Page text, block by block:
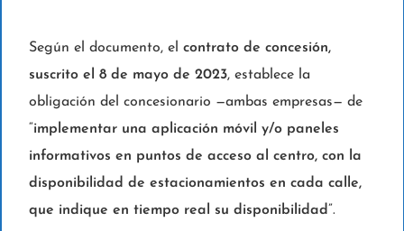
Según el documento, el contrato de concesión,
suscrito el 8 de mayo de 2023, establece la
obligación del concesionario —ambas empresas— de
“implementar una aplicación móvil y/o paneles
informativos en puntos de acceso al centro, con la
disponibilidad de estacionamientos en cada calle,
que indique en tiempo real su disponibilidad”.